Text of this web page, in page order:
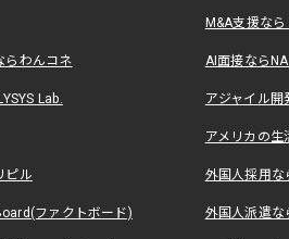
M&A支援な
らわんコネ AI面接なら
Lab. アジャイル
アメリカの
ピル 外国人採用
ファクトボード) 外国人派遣な